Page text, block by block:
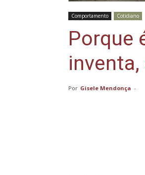
Comportamento Cotidiano
Porque
Por Gisele Mendonça -